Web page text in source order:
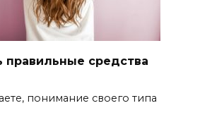
правильные средства
понимание своего типа